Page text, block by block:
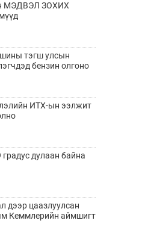
МЭДВЭЛ ЗОХИХ
тэгш улсын
бензин олгоно
ИТХ-ын ээлжит
дулаан байна
дээр цаазлуулсан
Кеммлерийн аймшигт